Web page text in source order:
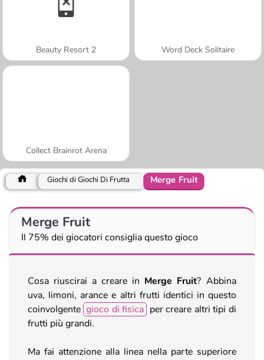
Beauty Resort 2 Word Deck Solitaire
Collect Brainrot Arena
Giochi di Giochi Di Frutta Merge Fruit
Merge Fruit
Il 75% dei giocatori consiglia questo gioco
Cosa riuscirai a creare in Merge Fruit? Abbina
uva, limoni, arance e altri frutti identici in questo
coinvolgente gioco di fisica per creare altri tipi di
frutti più grandi.
Ma fai attenzione alla linea nella parte superiore